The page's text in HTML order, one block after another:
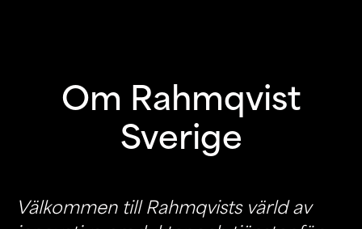
Om Rahmqvist
Sverige
Välkommen till Rahmqvists värld av